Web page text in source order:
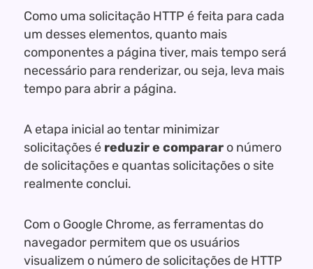
Como uma solicitação HTTP é feita para cada
um desses elementos, quanto mais
componentes a página tiver, mais tempo será
necessário para renderizar, ou seja, leva mais
tempo para abrir a página.
A etapa inicial ao tentar minimizar
solicitações é reduzir e comparar o número
de solicitações e quantas solicitações o site
realmente conclui.
Com o Google Chrome, as ferramentas do
navegador permitem que os usuários
visualizem o número de solicitações de HTTP